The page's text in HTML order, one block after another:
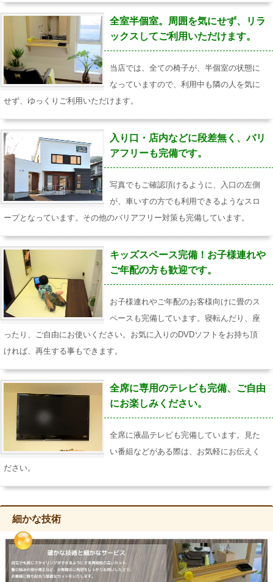
全室半個室。周囲を気にせず、リラ
ックスしてご利用いただけます。
当店では、全ての椅子が、半個室の状態に
なっていますので、利用中も隣の人を気に
せず、ゆっくりご利用いただけます。
入り口・店内などに段差無く、バリ
アフリーも完備です。
写真でもご確認頂けるように、入口の左側
が、車いすの方でも利用できるようなスロ
ープとなっています。その他のバリアフリー対策も完備しています。
キッズスペース完備！お子様連れや
ご年配の方も歓迎です。
お子様連れやご年配のお客様向けに畳のス
ペースも完備しています。寝転んだり、座
ったり、ご自由にお使いください。お気に入りのDVDソフトをお持ち頂
ければ、再生する事もできます。
全席に専用のテレビも完備、ご自由
にお楽しみください。
全席に液晶テレビも完備しています。見た
い番組などがある際は、お気軽にお伝えく
ださい。
細かな技術